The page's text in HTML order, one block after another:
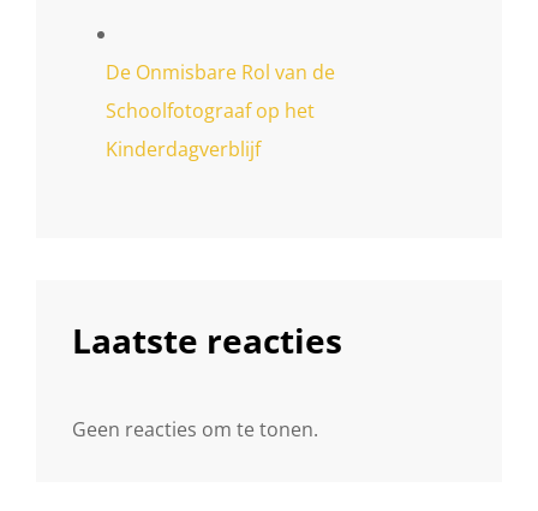
De Onmisbare Rol van de
Schoolfotograaf op het
Kinderdagverblijf
Laatste reacties
Geen reacties om te tonen.